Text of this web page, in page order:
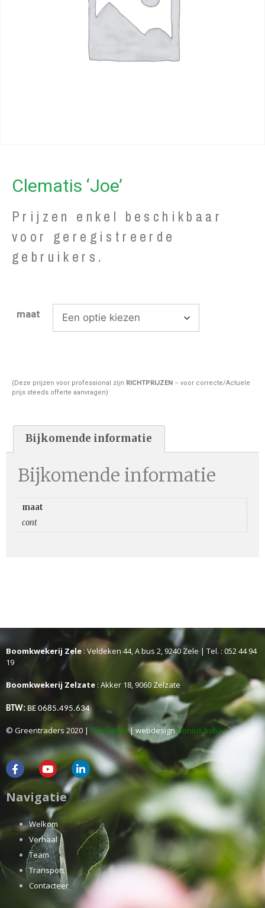
Clematis ‘Joe’
Prijzen enkel beschikbaar
voor geregistreerde
gebruikers.
maat
(Deze prijzen voor professional zijn RICHTPRIJZEN – voor correcte/Actuele
prijs steeds offerte aanvragen)
Bijkomende informatie
Bijkomende informatie
maat
cont
Boomkwekerij Zele: Veldeken 44, A bus 2, 9240 Zele | Tel. : 052 44 94
19
Boomkwekerij Zelzate : Akker 18, 9060 Zelzate
BTW: BE 0685.495.634
© Greentraders 2020 | Disclaimer| webdesignNonius bvba
Navigatie
Welkom
Verhaal
Team
Transport
Contacteer